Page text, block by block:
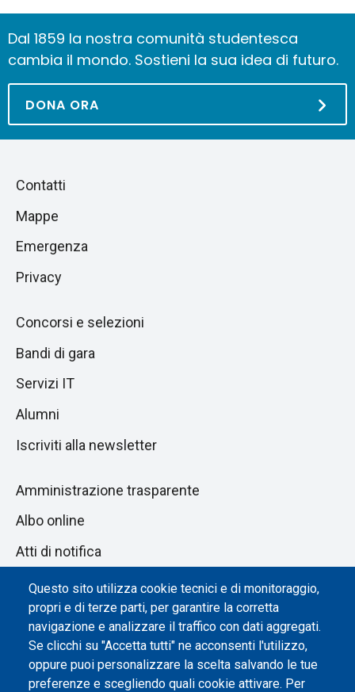
Questo sito utilizza cookie tecnici e di monitoraggio,
propri e di terze parti, per garantire la corretta
navigazione e analizzare il traffico con dati aggregati.
Se clicchi su "Accetta tutti" ne acconsenti l'utilizzo,
oppure puoi personalizzare la scelta salvando le tue
preferenze e scegliendo quali cookie attivare. Per
Dal 1859 la nostra comunità studentesca
cambia il mondo. Sostieni la sua idea di futuro.
DONA ORA
Salta
sezione
Piè
di
pagina
Contatti
Mappe
Emergenza
Privacy
Concorsi e selezioni
Bandi di gara
Servizi IT
Alumni
Iscriviti alla newsletter
Amministrazione trasparente
Albo online
Atti di notifica
Dichiarazione di accessibilità
Impostazione dei cookie